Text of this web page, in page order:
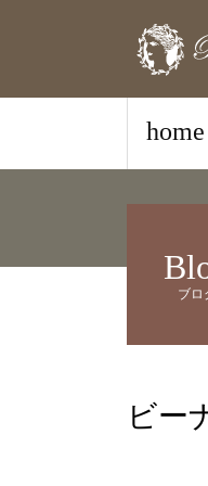
home
ブロ
ビー